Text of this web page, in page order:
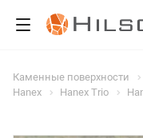
Каменные поверхности
Hanex
Hanex Trio